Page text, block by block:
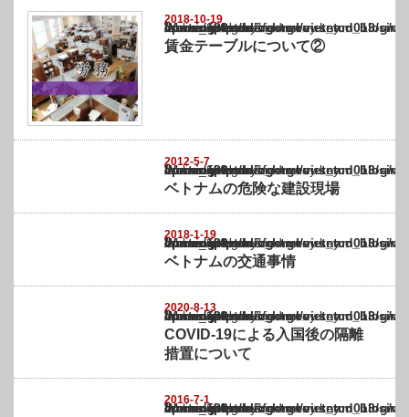
2018-10-19
Warning
: Undefined array key "show_category" in
/home/netst/kuno-cpa.co.jp/public_html/vietnam_blog/wp-content/themes/
on line183
賃金テーブルについて②
2012-5-7
Warning
: Undefined array key "show_category" in
/home/netst/kuno-cpa.co.jp/public_html/vietnam_blog/wp-content/themes/
on line183
ベトナムの危険な建設現場
2018-1-19
Warning
: Undefined array key "show_category" in
/home/netst/kuno-cpa.co.jp/public_html/vietnam_blog/wp-content/themes/
on line183
ベトナムの交通事情
2020-8-13
Warning
: Undefined array key "show_category" in
/home/netst/kuno-cpa.co.jp/public_html/vietnam_blog/wp-content/themes/
on line183
COVID-19による入国後の隔離
措置について
2016-7-1
Warning
: Undefined array key "show_category" in
/home/netst/kuno-cpa.co.jp/public_html/vietnam_blog/wp-content/themes/
on line183